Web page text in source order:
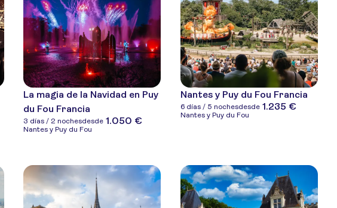
La magia de la Navidad en Puy
du Fou Francia
3 días / 2 nochesdesde 1.050 €
Nantes y Puy du Fou
Nantes y Puy du Fou Francia
6 días / 5 nochesdesde 1.235 €
Nantes y Puy du Fou